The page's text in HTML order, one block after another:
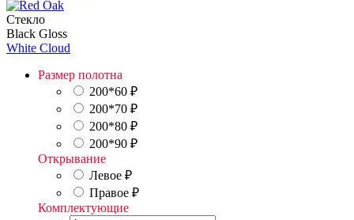
Стекло
Black Gloss
White Cloud
Размер полотна
200*60 ₽
200*70 ₽
200*80 ₽
200*90 ₽
Открывание
Левое ₽
Правое ₽
Комплектующие